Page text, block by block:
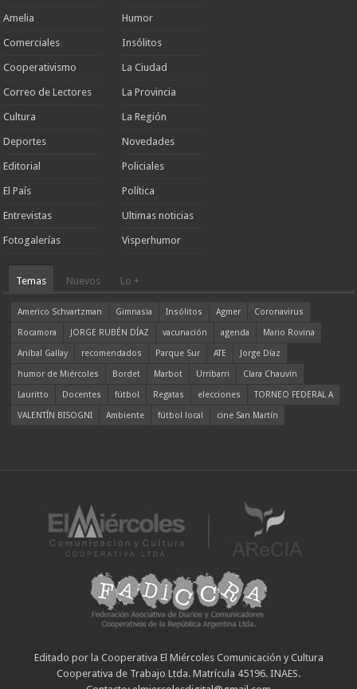
Amelia
Comerciales
Cooperativismo
Correo de Lectores
Cultura
Deportes
Editorial
El País
Entrevistas
Fotogalerías
Humor
Insólitos
La Ciudad
La Provincia
La Región
Novedades
Policiales
Política
Ultimas noticias
Visperhumor
Temas Nuevos Lo +
Americo Schvartzman Gimnasia Insólitos Agmer
Coronavirus
Rocamora
JORGE RUBÉN DÍAZ vacunación agenda
Mario Rovina
Aníbal Gallay
recomendados Parque Sur ATE
Jorge Díaz
humor de Miércoles
Bordet Marbot Urribarri
Clara Chauvín
Lauritto
Docentes fútbol Regatas elecciones
TORNEO FEDERAL A
VALENTÍN BISOGNI
Ambiente fútbol local cine San Martín
Editado por la Cooperativa El Miércoles Comunicación y Cultura
Cooperativa de Trabajo Ltda. Matrícula 45196. INAES.